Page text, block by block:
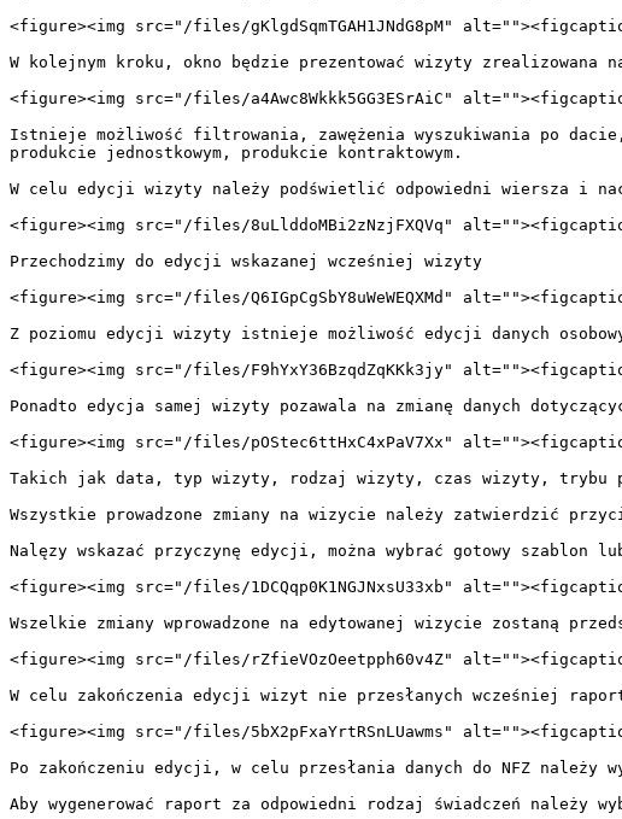
<figure><img src="/files/gKlgdSqmTGAH1JNdG8pM"
W kolejnym kroku, okno będzie prezentować wizyty zrealizowana
<figure><img src="/files/a4Awc8Wkkk5GG3ESrAiC"
Istnieje możliwość filtrowania, zawężenia wyszukiwania po
produkcie jednostkowym, produkcie kontraktowym.
W celu edycji wizyty należy podświetlić odpowiedni wiersza i
<figure><img src="/files/8uLlddoMBi2zNzjFXQVq"
Przechodzimy do edycji wskazanej wcześniej wizyty
<figure><img src="/files/Q6IGpCgSbY8uWeWEQXMd"
Z poziomu edycji wizyty istnieje możliwość edycji danych
<figure><img src="/files/F9hYxY36BzqdZqKKk3jy"
Ponadto edycja samej wizyty pozawala na zmianę danych
<figure><img src="/files/pOStec6ttHxC4xPaV7Xx"
Takich jak data, typ wizyty, rodzaj wizyty, czas wizyty, trybu
Wszystkie prowadzone zmiany na wizycie należy zatwierdzić
Nalęzy wskazać przyczynę edycji, można wybrać gotowy szablon
<figure><img src="/files/1DCQqp0K1NGJNxsU33xb"
Wszelkie zmiany wprowadzone na edytowanej wizycie zostaną
<figure><img src="/files/rZfieVOzOeetpph60v4Z"
W celu zakończenia edycji wizyt nie przesłanych wcześniej
<figure><img src="/files/5bX2pFxaYrtRSnLUawms"
Po zakończeniu edycji, w celu przesłania danych do NFZ należy
Aby wygenerować raport za odpowiedni rodzaj świadczeń należy